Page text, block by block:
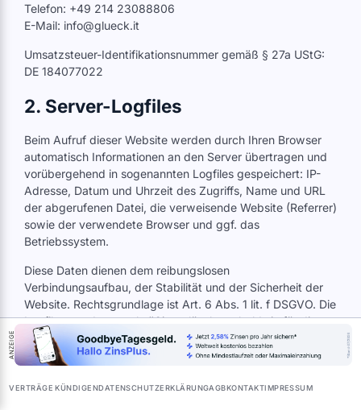
Telefon: +49 214 23088806
E-Mail: info@glueck.it
Umsatzsteuer-Identifikationsnummer gemäß § 27a UStG:
DE 184077022
2. Server-Logfiles
Beim Aufruf dieser Website werden durch Ihren Browser
automatisch Informationen an den Server übertragen und
vorübergehend in sogenannten Logfiles gespeichert: IP-
Adresse, Datum und Uhrzeit des Zugriffs, Name und URL
der abgerufenen Datei, die verweisende Website (Referrer)
sowie der verwendete Browser und ggf. das
Betriebssystem.
Diese Daten dienen dem reibungslosen
Verbindungsaufbau, der Stabilität und der Sicherheit der
Website. Rechtsgrundlage ist Art. 6 Abs. 1 lit. f DSGVO. Die
Logfiles werden regelmäßig gelöscht, sobald sie für diese
Zwecke nicht mehr benötigt werden.
3. Cookies
ANZEIGE
VERTRÄGE KÜNDIGENDATENSCHUTZERKLÄRUNGAGBKONTAKTIMPRESSUM